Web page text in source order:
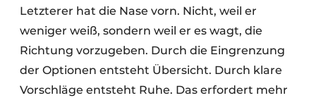
Letzterer hat die Nase vorn. Nicht, weil er
weniger weiß, sondern weil er es wagt, die
Richtung vorzugeben. Durch die Eingrenzung
der Optionen entsteht Übersicht. Durch klare
Vorschläge entsteht Ruhe. Das erfordert mehr